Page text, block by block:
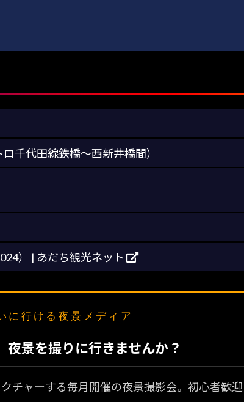
千代田線鉄橋～西新井橋間）
） | あだち観光ネット
行ける夜景メディア
景を撮りに行きませんか？
チャーする毎月開催の夜景撮影会。初心者歓迎